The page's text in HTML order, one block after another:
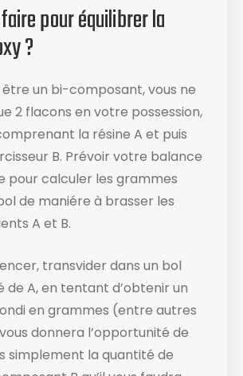
pour équilibrer la
?
un bi-composant, vous ne
2 flacons en votre possession,
la résine A et puis
B. Prévoir votre balance
​pour calculer les grammes
de maniére à brasser les
A et B.
transvider dans un bol
de A, en tentant d’obtenir un
en grammes (entre autres
donnera l’opportunité de
simplement la quantité de